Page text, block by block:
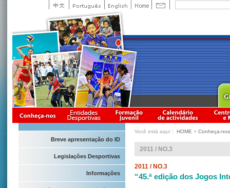
Breve apresentação do ID
Legislações Desportivas
Informações
Você está aqui： HOME > Conheça-nos
2011 / NO.3
2011 / NO.3
“45.ª edição dos Jogos